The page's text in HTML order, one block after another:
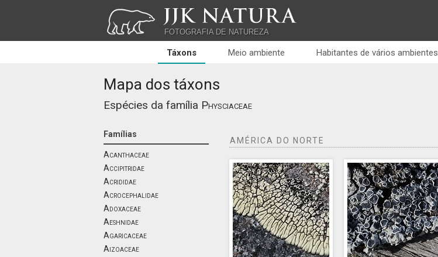
JJK NATURA
FOTOGRAFIA DE NATUREZA
Táxons Meio ambiente Habitantes de vários ambientes
Mapa dos táxons
Espécies da família Physciaceae
Famílias
Acanthaceae
Accipitridae
Acrididae
Acrocephalidae
Adoxaceae
Aeshnidae
Agaricaceae
Aizoaceae
AMÉRICA DO NORTE